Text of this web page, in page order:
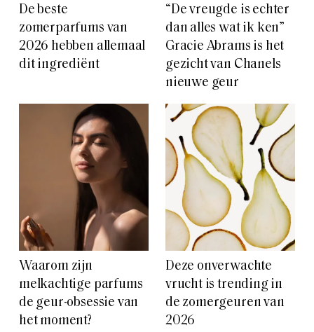
De beste
zomerparfums van
2026 hebben allemaal
dit ingrediënt
“De vreugde is echter
dan alles wat ik ken”
Gracie Abrams is het
gezicht van Chanels
nieuwe geur
Waarom zijn
melkachtige parfums
de geur-obsessie van
het moment?
Deze onverwachte
vrucht is trending in
de zomergeuren van
2026